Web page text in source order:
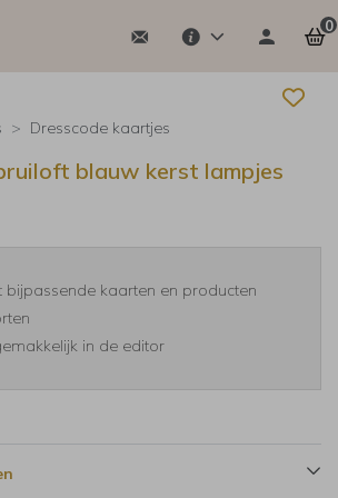
0
Dresscode kaartjes
blauw kerst lampjes
bijpassende kaarten en producten
in de editor